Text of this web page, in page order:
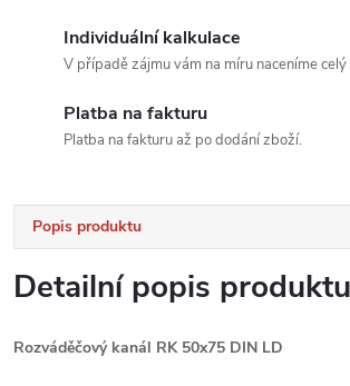
Individuální kalkulace
V případě zájmu vám na míru naceníme
Platba na fakturu
Platba na fakturu až po dodání zboží.
Popis produktu
Detailní popis produktu
Rozváděčový kanál RK 50x75 DIN LD